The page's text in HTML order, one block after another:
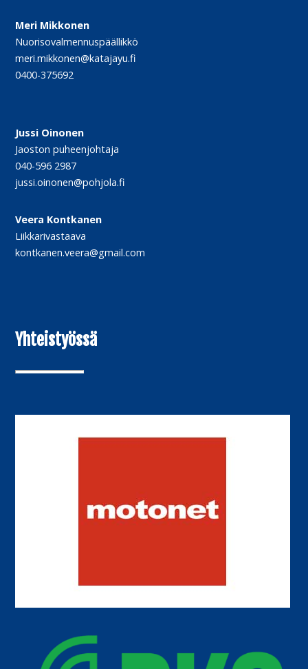
Meri Mikkonen
Nuorisovalmennuspäällikkö
meri.mikkonen@katajayu.fi
0400-375692
Jussi Oinonen
Jaoston puheenjohtaja
040-596 2987
jussi.oinonen@pohjola.fi
Veera Kontkanen
Liikkarivastaava
kontkanen.veera@gmail.com
Yhteistyössä